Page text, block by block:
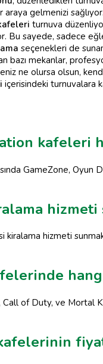
araya gelmenizi sağlıyor.
turnuva
Bu sayede, sadece
seçenekleri de
bazı mekanlar,
ne olursa olsun,
içerisindeki turnuvalara
kafeleri
GameZone, Oyun
hizmeti
hizmeti
of Duty, ve Mortal